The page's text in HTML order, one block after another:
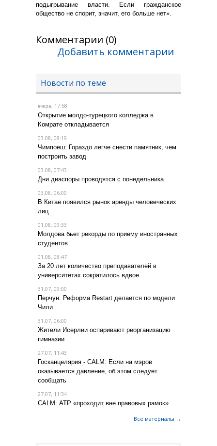
подыгрывание власти. Если гражданское
общество не спорит, значит, его больше нет».
Комментарии (0)
Добавить комментарии
Новости по теме
вчера, 17:58
Открытие молдо-турецкого колледжа в
Комрате откладывается
03.08, 08:19
Чимпоеш: Гораздо легче снести памятник, чем
построить завод
03.08, 07:43
Дни диаспоры проводятся с понедельника
03.08, 06:00
В Китае появился рынок аренды человеческих
лиц
01.08, 09:33
Молдова бьет рекорды по приему иностранных
студентов
01.08, 08:47
За 20 лет количество преподавателей в
университетах сократилось вдвое
31.07, 09:00
Перчун: Реформа Restart делается по модели
Чили
31.07, 06:00
Жители Исерлии оспаривают реорганизацию
гимназии
27.07, 11:43
Госканцелярия - CALM: Если на мэров
оказывается давление, об этом следует
сообщать
27.07, 11:34
CALM: АТР «проходит вне правовых рамок»
Все материалы →